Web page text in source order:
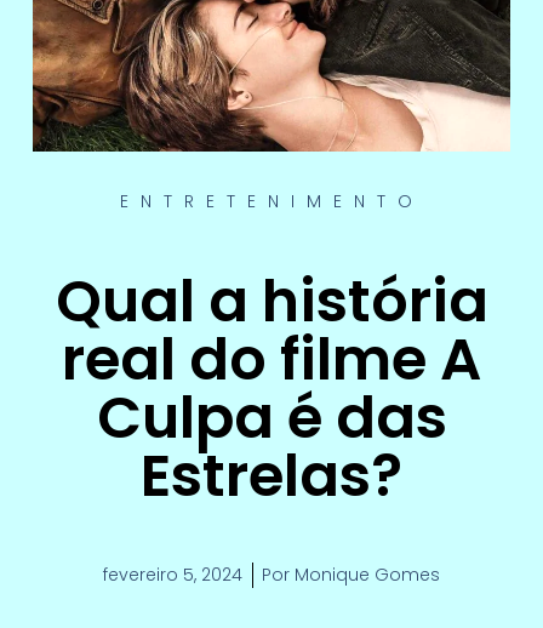
ENTRETENIMENTO
Qual a história
real do filme A
Culpa é das
Estrelas?
fevereiro 5, 2024 Por Monique Gomes